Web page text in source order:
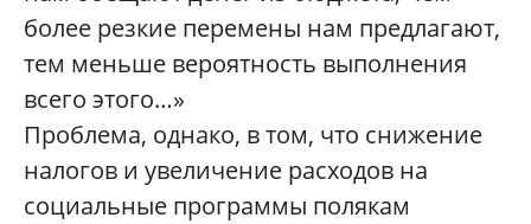
более резкие перемены нам предлагают,
тем меньше вероятность выполнения
всего этого…»
Проблема, однако, в том, что снижение
налогов и увеличение расходов на
социальные программы полякам